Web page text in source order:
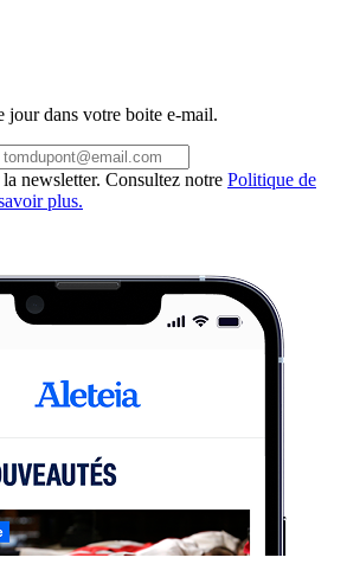
jour dans votre boite e-mail.
newsletter. Consultez notre Politique de
plus.